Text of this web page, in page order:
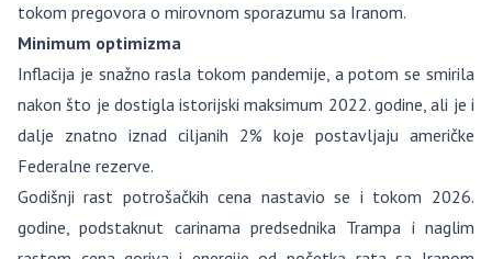
tokom pregovora o mirovnom sporazumu sa Iranom.
Minimum optimizma
Inflacija je snažno rasla tokom pandemije, a potom se smirila
nakon što je dostigla istorijski maksimum 2022. godine, ali je i
dalje znatno iznad ciljanih 2% koje postavljaju američke
Federalne rezerve.
Godišnji rast potrošačkih cena nastavio se i tokom 2026.
godine, podstaknut carinama predsednika Trampa i naglim